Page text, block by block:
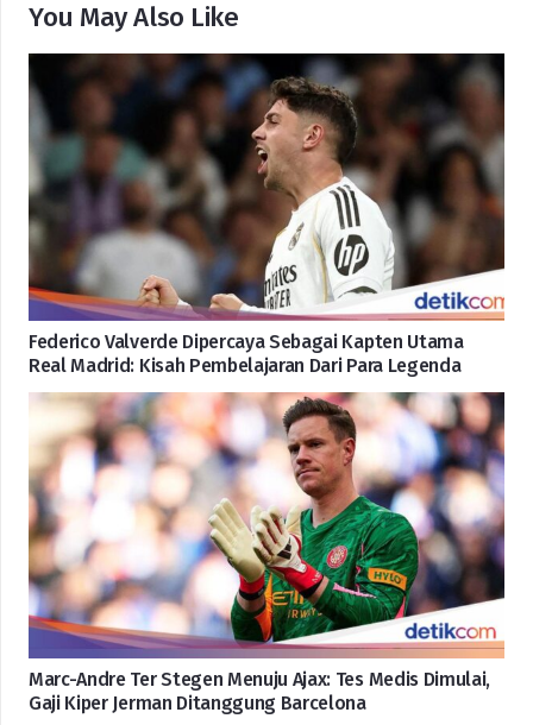
You May Also Like
Federico Valverde Dipercaya Sebagai Kapten Utama
Real Madrid: Kisah Pembelajaran Dari Para Legenda
Marc-Andre Ter Stegen Menuju Ajax: Tes Medis Dimulai,
Gaji Kiper Jerman Ditanggung Barcelona